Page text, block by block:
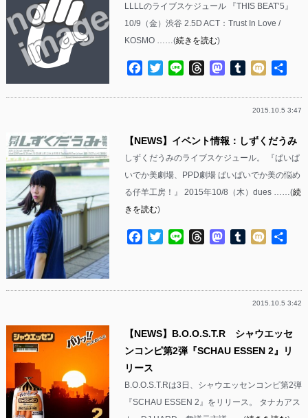
LLLLのライブスケジュール 『THIS BEAT’5』
10/9（金）渋谷 2.5D ACT：Trust In Love /
KOSMO ……(続きを読む)
Facebook
TwitterLine ThreadsMastodon
Tumblr
Mixi
2015.10.5 3:47
【NEWS】イベント情報：しずくだうみ
しずくだうみのライブスケジュール。 『ぱいぱ
いでか美劇場、PPD劇場 ぱいぱいでか美の悩め
る仔羊工房！』 2015年10/8（木）dues ……(続
きを読む)
Facebook
TwitterLine ThreadsMastodon
Tumblr
Mixi
2015.10.5 3:42
【NEWS】B.O.O.S.T.R シャウエッセ
ンコンピ第2弾『SCHAU ESSEN 2』リ
リース
B.O.O.S.T.Rは3日、シャウエッセンコンピ第2弾
『SCHAU ESSEN 2』をリリース。 タナカアス